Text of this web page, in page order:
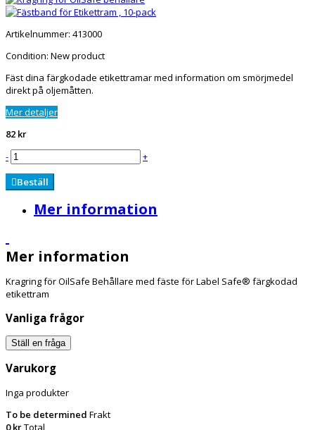
Artikelnummer: 413000
Condition: New product
Fäst dina färgkodade etikettramar med information om smörjmedel
direkt på oljemåtten.
Mer detaljer
82 kr
-
+
Beställ
Mer information
Mer information
Kragring för OilSafe Behållare med fäste för Label Safe® färgkodad
etikettram
Vanliga frågor
Ställ en fråga
Varukorg
Inga produkter
To be determined Frakt
0 krTotal